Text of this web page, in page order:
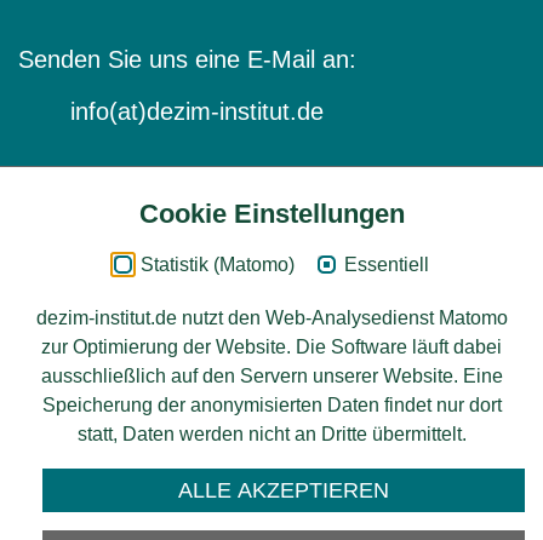
Senden Sie uns eine E-Mail an:
info(at)dezim-institut.de
Impressum
Datenschutz
Barrierefreiheit
© 2026 Deutsches Zentrum für
und Migrationsforschung DeZIM e.V.
Cookie Einstellungen
Statistik (Matomo) Essentiell
dezim-institut.de nutzt den Web-Analysedienst Matomo
zur Optimierung der Website. Die Software läuft dabei
ausschließlich auf den Servern unserer Website. Eine
Speicherung der anonymisierten Daten findet nur dort
statt, Daten werden nicht an Dritte übermittelt.
ALLE AKZEPTIEREN